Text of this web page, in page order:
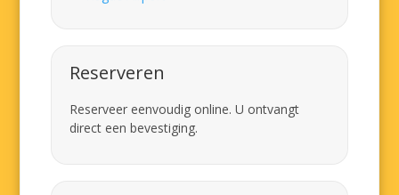
Reserveren
Reserveer eenvoudig online. U ontvangt
direct een bevestiging.